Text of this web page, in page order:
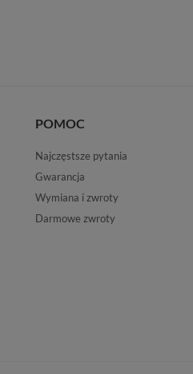
POMOC
Najczęstsze pytania
Gwarancja
Wymiana i zwroty
Darmowe zwroty